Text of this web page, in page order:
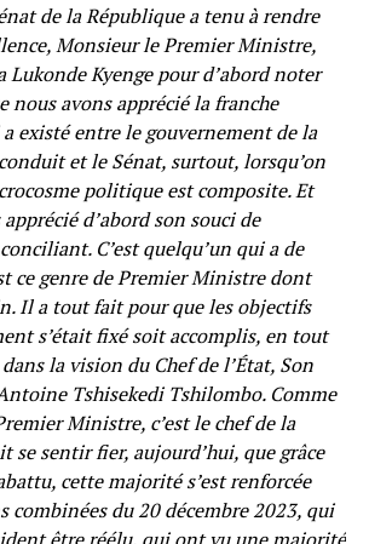
de la République a tenu à rendre
Monsieur le Premier Ministre,
Lukonde Kyenge pour d’abord noter
nous avons apprécié la franche
existé entre le gouvernement de la
et le Sénat, surtout, lorsqu’on
politique est composite. Et
d’abord son souci de
C’est quelqu’un qui a de
ce genre de Premier Ministre dont
Il a tout fait pour que les objectifs
s’était fixé soit accomplis, en tout
la vision du Chef de l’État, Son
Tshisekedi Tshilombo. Comme
Ministre, c’est le chef de la
se sentir fier, aujourd’hui, que grâce
cette majorité s’est renforcée
combinées du 20 décembre 2023, qui